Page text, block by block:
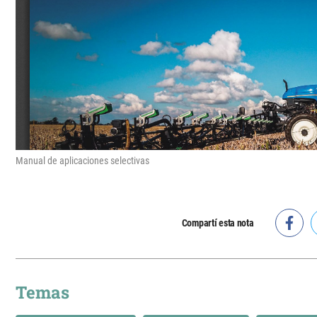
Manual de aplicaciones selectivas
Compartí esta nota
Temas